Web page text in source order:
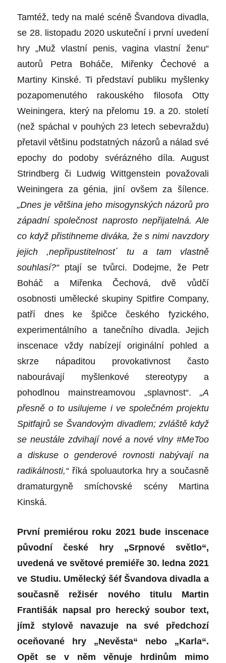
Tamtéž, tedy na malé scéně Švandova divadla,
se 28. listopadu 2020 uskuteční i první uvedení
hry „Muž vlastní penis, vagina vlastní ženu“
autorů Petra Boháče, Miřenky Čechové a
Martiny Kinské. Ti představí publiku myšlenky
pozapomenutého rakouského filosofa Otty
Weiningera, který na přelomu 19. a 20. století
(než spáchal v pouhých 23 letech sebevraždu)
přetavil většinu podstatných názorů a nálad své
epochy do podoby svérázného díla. August
Strindberg či Ludwig Wittgenstein považovali
Weiningera za génia, jiní ovšem za šílence.
„Dnes je většina jeho misogynských názorů pro
západní společnost naprosto nepřijatelná. Ale
co když přistihneme diváka, že s nimi navzdory
jejich ,nepřipustitelnost´ tu a tam vlastně
souhlasí?“ptají se tvůrci. Dodejme, že Petr
Boháč a Miřenka Čechová, dvě vůdčí
osobnosti umělecké skupiny Spitfire Company,
patří dnes ke špičce českého fyzického,
experimentálního a tanečního divadla. Jejich
inscenace vždy nabízejí originální pohled a
skrze nápaditou provokativnost často
nabourávají myšlenkové stereotypy a
pohodlnou mainstreamovou „splavnost“. „A
přesně o to usilujeme i ve společném projektu
Spitfajrů se Švandovým divadlem; zvláště když
se neustále zdvihají nové a nové vlny #MeToo
a diskuse o genderové rovnosti nabývají na
radikálnosti,“říká spoluautorka hry a současně
dramaturgyně smíchovské scény Martina
Kinská.
První premiérou roku 2021 bude inscenace
původní české hry „Srpnové světlo“,
uvedená ve světové premiéře 30. ledna 2021
ve Studiu. Umělecký šéf Švandova divadla a
současně režisér nového titulu Martin
Františák napsal pro herecký soubor text,
jímž stylově navazuje na své předchozí
oceňované hry „Nevěsta“ nebo „Karla“.
Opět se v něm věnuje hrdinům mimo